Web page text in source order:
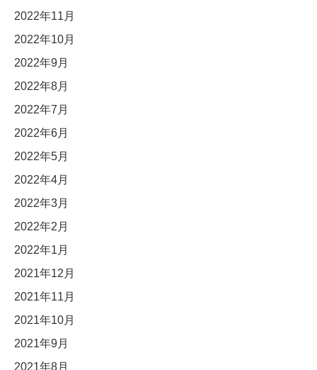
2022年11月
2022年10月
2022年9月
2022年8月
2022年7月
2022年6月
2022年5月
2022年4月
2022年3月
2022年2月
2022年1月
2021年12月
2021年11月
2021年10月
2021年9月
2021年8月